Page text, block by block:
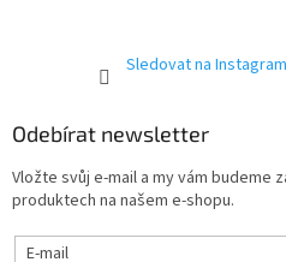
Sledovat na
Odebírat newsletter
Vložte svůj e-mail a my vám budeme
produktech na našem e-shopu.
E-mail